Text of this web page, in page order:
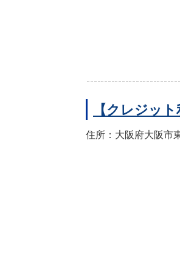
【クレジッ
住所：大阪府大阪市